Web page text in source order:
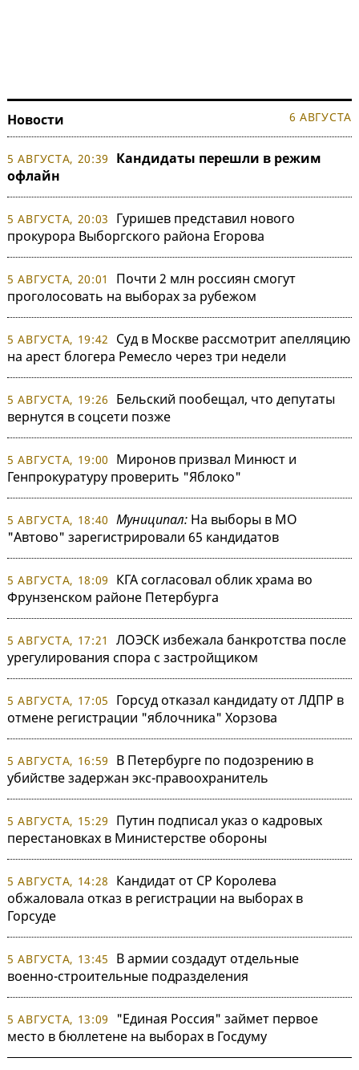
Новости 6 АВГУСТА
5 АВГУСТА, 20:39
Кандидаты перешли в режим
офлайн
5 АВГУСТА, 20:03
Гуришев представил нового
прокурора Выборгского района Егорова
5 АВГУСТА, 20:01
Почти 2 млн россиян смогут
проголосовать на выборах за рубежом
5 АВГУСТА, 19:42
Суд в Москве рассмотрит апелляцию
на арест блогера Ремесло через три недели
5 АВГУСТА, 19:26
Бельский пообещал, что депутаты
вернутся в соцсети позже
5 АВГУСТА, 19:00
Миронов призвал Минюст и
Генпрокуратуру проверить "Яблоко"
5 АВГУСТА, 18:40 Муниципал: На выборы в МО
"Автово" зарегистрировали 65 кандидатов
5 АВГУСТА, 18:09
КГА согласовал облик храма во
Фрунзенском районе Петербурга
5 АВГУСТА, 17:21
ЛОЭСК избежала банкротства после
урегулирования спора с застройщиком
5 АВГУСТА, 17:05
Горсуд отказал кандидату от ЛДПР в
отмене регистрации "яблочника" Хорзова
5 АВГУСТА, 16:59
В Петербурге по подозрению в
убийстве задержан экс-правоохранитель
5 АВГУСТА, 15:29
Путин подписал указ о кадровых
перестановках в Министерстве обороны
5 АВГУСТА, 14:28
Кандидат от СР Королева
обжаловала отказ в регистрации на выборах в
Горсуде
5 АВГУСТА, 13:45
В армии создадут отдельные
военно-строительные подразделения
5 АВГУСТА, 13:09
"Единая Россия" займет первое
место в бюллетене на выборах в Госдуму